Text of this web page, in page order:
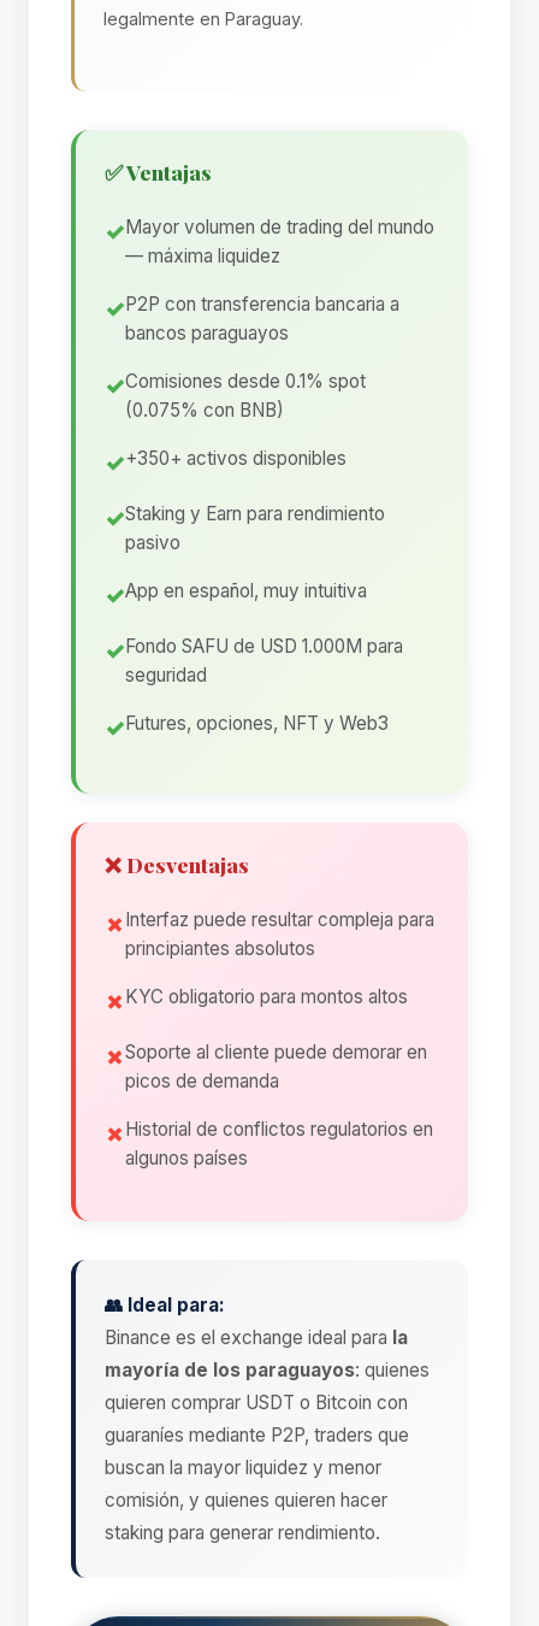
legalmente en Paraguay.
✅ Ventajas
Mayor volumen de trading del mundo
— máxima liquidez
P2P con transferencia bancaria a
bancos paraguayos
Comisiones desde 0.1% spot
(0.075% con BNB)
+350+ activos disponibles
Staking y Earn para rendimiento
pasivo
App en español, muy intuitiva
Fondo SAFU de USD 1.000M para
seguridad
Futures, opciones, NFT y Web3
❌ Desventajas
Interfaz puede resultar compleja para
principiantes absolutos
KYC obligatorio para montos altos
Soporte al cliente puede demorar en
picos de demanda
Historial de conflictos regulatorios en
algunos países
👥 Ideal para:
Binance es el exchange ideal para la
mayoría de los paraguayos: quienes
quieren comprar USDT o Bitcoin con
guaraníes mediante P2P, traders que
buscan la mayor liquidez y menor
comisión, y quienes quieren hacer
staking para generar rendimiento.